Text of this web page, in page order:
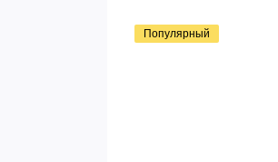
Популярный